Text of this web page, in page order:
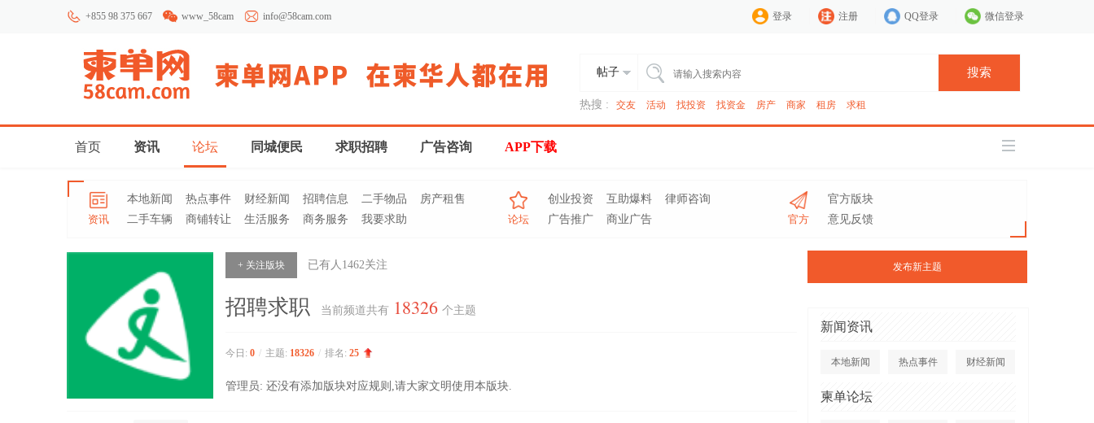
+855 98 375 667 www_58cam info@58cam.com 登录 注册 QQ登录 微信登录
帖子 搜索
热搜 : 交友 活动 找投资 找资金 房产 商家 租房 求租
首页 资讯 论坛 同城便民 求职招聘 广告咨询 APP下载
资讯
本地新闻 热点事件 财经新闻 招聘信息 二手物品
房产租售
二手车辆
商铺转让 生活服务 商务服务 我要求助 论坛
创业投资 互助爆料
律师咨询
广告推广
商业广告 官方
官方版块
意见反馈
发布新主题
新闻资讯
本地新闻 热点事件 财经新闻
柬单论坛
+ 关注版块 已有人 1462关注
招聘求职 当前频道共有 18326 个主题
今日: 0 / 主题: 18326 / 排名: 25
管理员: 还没有添加版块对应规则,请大家文明使用本版块.